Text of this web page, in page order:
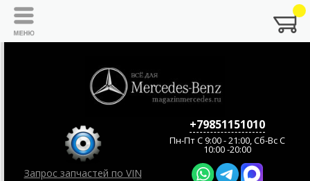
Запрос запчастей по VIN
+79851151010
Пн-Пт C 9:00 - 21:00, Сб-Вс С
10:00 -20:00